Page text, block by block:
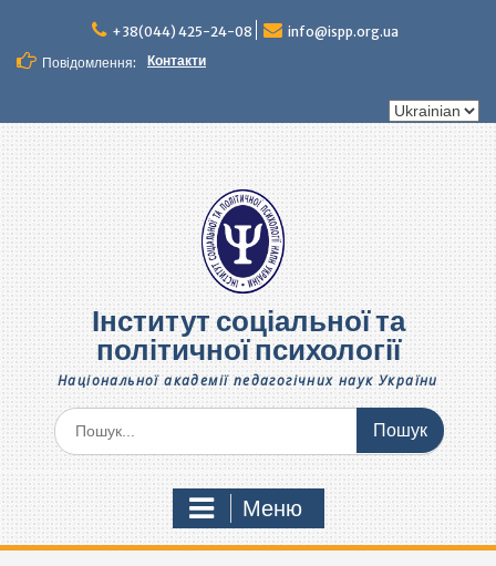
вмісту
+38(044) 425-24-08
info@ispp.org.ua
Повідомлення:
Контакти
Вибрати
Інститут соціальної та
політичної психології
Національної академії педагогічних наук України
Шукати:
Меню